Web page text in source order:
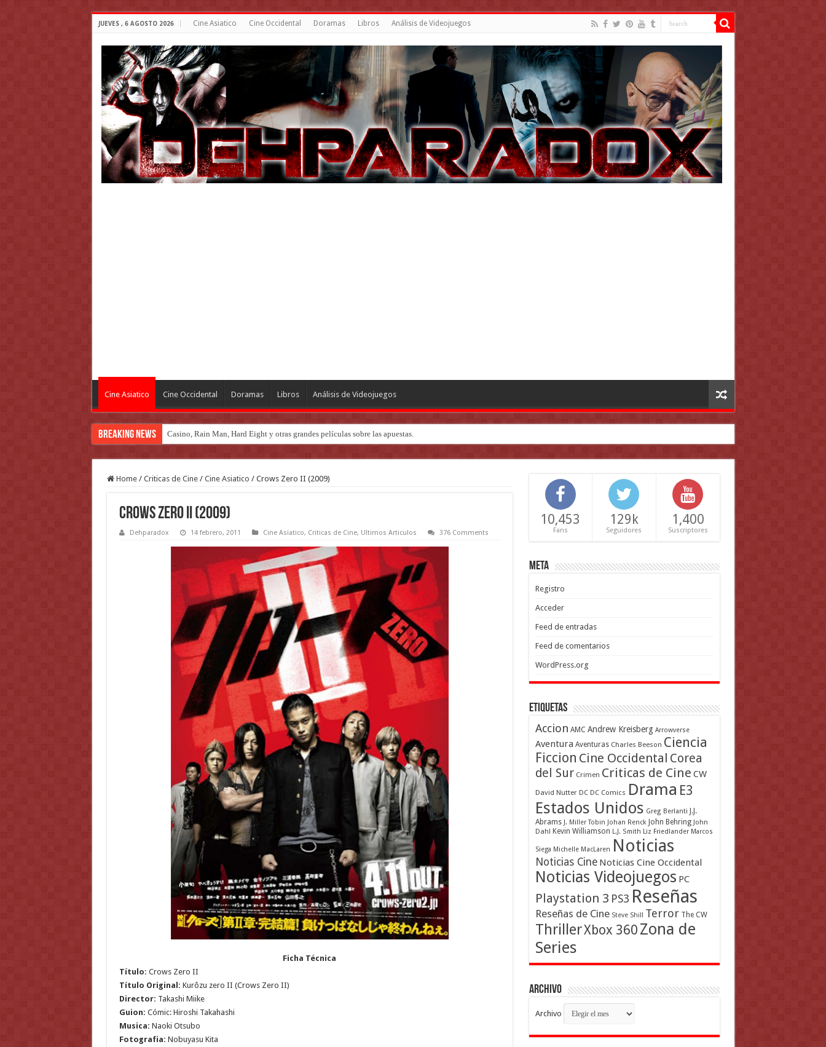
JUEVES , 6 AGOSTO 2026 Cine Asiatico Cine Occidental Doramas Libros Análisis de Videojuegos
Cine Asiatico Cine Occidental Doramas Libros Análisis de Videojuegos
Breaking News Introducción al maravilloso mundo de ‘Deadly Premonition’
Home / Criticas de Cine / Cine Asiatico / Crows Zero II (2009)
Crows Zero II (2009)
Dehparadox 14 febrero, 2011 Cine Asiatico, Criticas de Cine, Ultimos Articulos 376 Comments
Ficha Técnica
Título: Crows Zero II
Título Original: Kurôzu zero II (Crows Zero II)
Director: Takashi Miike
Guion: Cómic: Hiroshi Takahashi
Musica: Naoki Otsubo
Fotografia: Nobuyasu Kita
10,453
Fans
129k
Seguidores
1,400
Suscriptores
Meta
Registro
Acceder
Feed de entradas
Feed de comentarios
WordPress.org
Etiquetas
Accion AMC Andrew Kreisberg Arrowverse
Aventura Aventuras Charles Beeson Ciencia
Ficcion Cine Occidental Corea
del Sur Crimen Criticas de Cine CW
David Nutter DC DC Comics Drama E3
Estados Unidos Greg Berlanti
J.J.
Abrams J. Miller Tobin Johan Renck John Behring John
Dahl Kevin Williamson L.J. Smith Liz Friedlander Marcos
Siega Michelle MacLaren Noticias
Noticias Cine Noticias Cine Occidental
Noticias Videojuegos PC
Playstation 3 PS3 Reseñas
Reseñas de Cine Steve Shill Terror The CW
ThrillerXbox 360 Zona de
Series
Archivo
Archivo